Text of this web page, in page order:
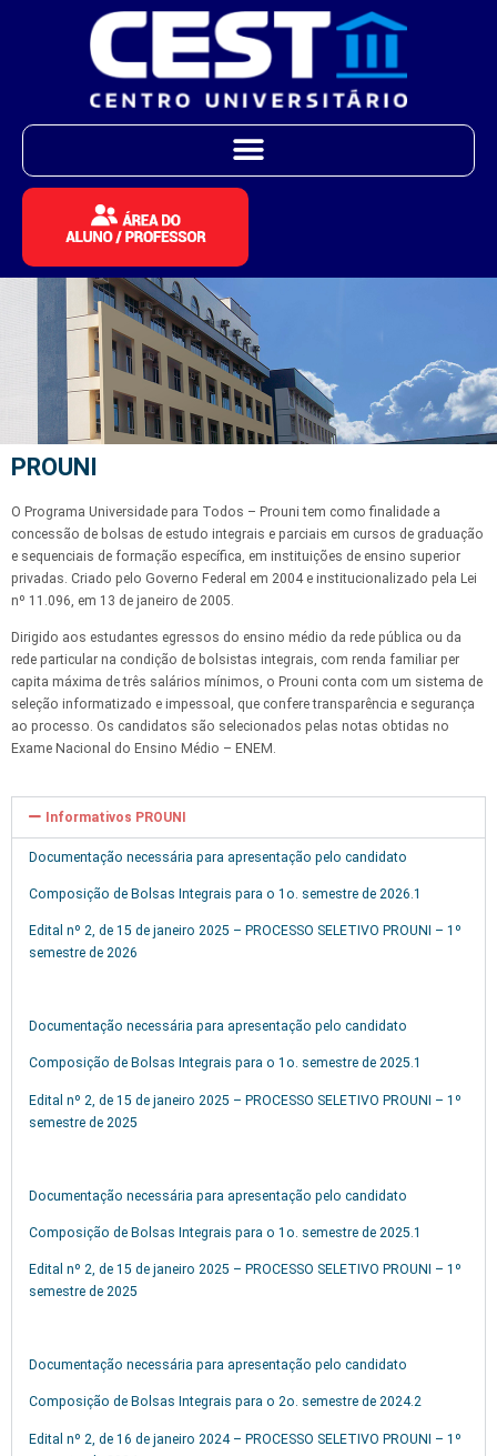
desse time!
PROUNI
O Programa Universidade para Todos – Prouni tem como finalidade a
concessão de bolsas de estudo integrais e parciais em cursos de graduação
e sequenciais de formação específica, em instituições de ensino superior
privadas. Criado pelo Governo Federal em 2004 e institucionalizado pela Lei
nº 11.096, em 13 de janeiro de 2005.
Dirigido aos estudantes egressos do ensino médio da rede pública ou da
rede particular na condição de bolsistas integrais, com renda familiar per
capita máxima de três salários mínimos, o Prouni conta com um sistema de
seleção informatizado e impessoal, que confere transparência e segurança
ao processo. Os candidatos são selecionados pelas notas obtidas no
Exame Nacional do Ensino Médio – ENEM.
Informativos PROUNI
Documentação necessária para apresentação pelo candidato
Composição de Bolsas Integrais para o 1o. semestre de 2026.1
Edital nº 2, de 15 de janeiro 2025 – PROCESSO SELETIVO PROUNI – 1º
semestre de 2026
Documentação necessária para apresentação pelo candidato
Composição de Bolsas Integrais para o 1o. semestre de 2025.1
Edital nº 2, de 15 de janeiro 2025 – PROCESSO SELETIVO PROUNI – 1º
semestre de 2025
Documentação necessária para apresentação pelo candidato
Composição de Bolsas Integrais para o 1o. semestre de 2025.1
Edital nº 2, de 15 de janeiro 2025 – PROCESSO SELETIVO PROUNI – 1º
semestre de 2025
Documentação necessária para apresentação pelo candidato
Composição de Bolsas Integrais para o 2o. semestre de 2024.2
Edital nº 2, de 16 de janeiro 2024 – PROCESSO SELETIVO PROUNI – 1º